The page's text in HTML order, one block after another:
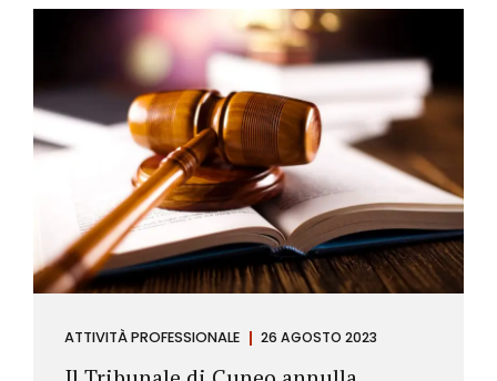
ATTIVITÀ PROFESSIONALE 26 AGOSTO 2023